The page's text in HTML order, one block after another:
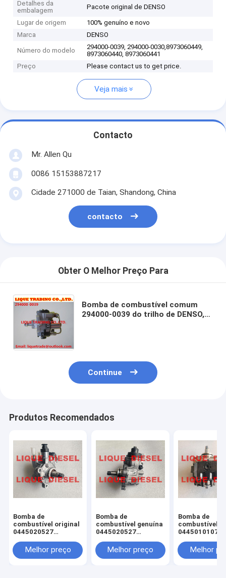
Detalhes da
embalagem
Pacote original de DENSO
Lugar de origem
100% genuíno e novo
Marca
DENSO
Número do modelo
294000-0039, 294000-0030,8973060449,
8973060440, 8973060441
Preço
Please contact us to get price.
Veja mais
Contacto
Mr. Allen Qu
0086 15153887217
Cidade 271000 de Taian, Shandong, China
contacto
Obter O Melhor Preço Para
Bomba de combustível comum
294000-0039 do trilho de DENSO,
Continue
Produtos Recomendados
Bomba de
combustível original
0445020527
04132378
445020527
Melhor preço
Bomba de
combustível genuína
0445020527
04132378 0 445 020
527 0 445 020 528
Melhor preço
Bomba de
combustível
0445010107 0
WE0113800A
13-800A
Melhor